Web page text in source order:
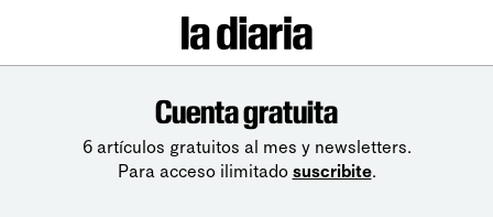
Cuenta gratuita
6 artículos gratuitos al mes y newsletters.
Para acceso ilimitado suscribite.